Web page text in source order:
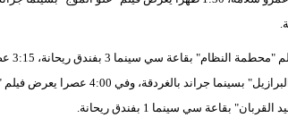
بقاعة سي سينما 1 بفندق ريحانة.